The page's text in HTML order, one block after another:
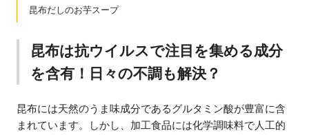
昆布だしのお芋スープ
昆布は抗ウイルスで注目を集める成分
を含有！日々の不調も解決？
昆布には天然のうま味成分であるグルタミン酸が豊富に含
まれています。しかし、加工食品には化学調味料で人工的